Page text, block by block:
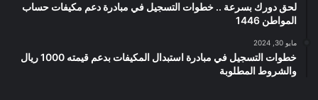
لحق دورك بسرعة .. خطوات التسجيل في مبادرة دعم مكيفات حساب
المواطن 1446
مايو 30, 2024
خطوات التسجيل في مبادرة استبدال المكيفات بدعم قيمته 1000 ريال
والشروط المطلوبة